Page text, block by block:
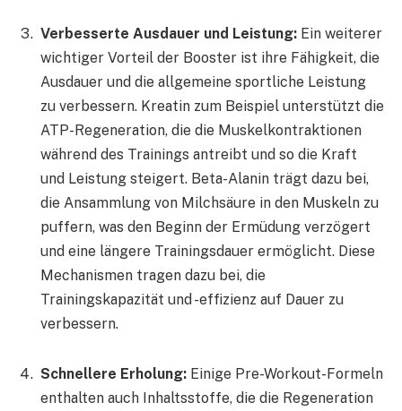
Verbesserte Ausdauer und Leistung: Ein weiterer
wichtiger Vorteil der Booster ist ihre Fähigkeit, die
Ausdauer und die allgemeine sportliche Leistung
zu verbessern. Kreatin zum Beispiel unterstützt die
ATP-Regeneration, die die Muskelkontraktionen
während des Trainings antreibt und so die Kraft
und Leistung steigert. Beta-Alanin trägt dazu bei,
die Ansammlung von Milchsäure in den Muskeln zu
puffern, was den Beginn der Ermüdung verzögert
und eine längere Trainingsdauer ermöglicht. Diese
Mechanismen tragen dazu bei, die
Trainingskapazität und -effizienz auf Dauer zu
verbessern.
Schnellere Erholung: Einige Pre-Workout-Formeln
enthalten auch Inhaltsstoffe, die die Regeneration